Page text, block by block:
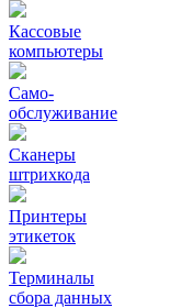
Кассовые
компьютеры
Само-
обслуживание
Сканеры
штрихкода
Принтеры
этикеток
Терминалы
сбора данных